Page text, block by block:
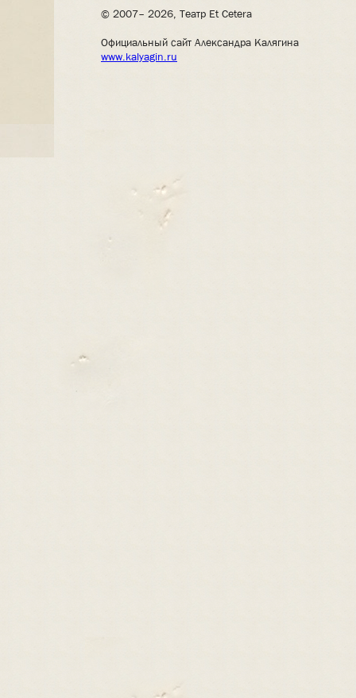
© 2007– 2026, Театр Et Cetera
Официальный сайт Александра Калягина
www.kalyagin.ru